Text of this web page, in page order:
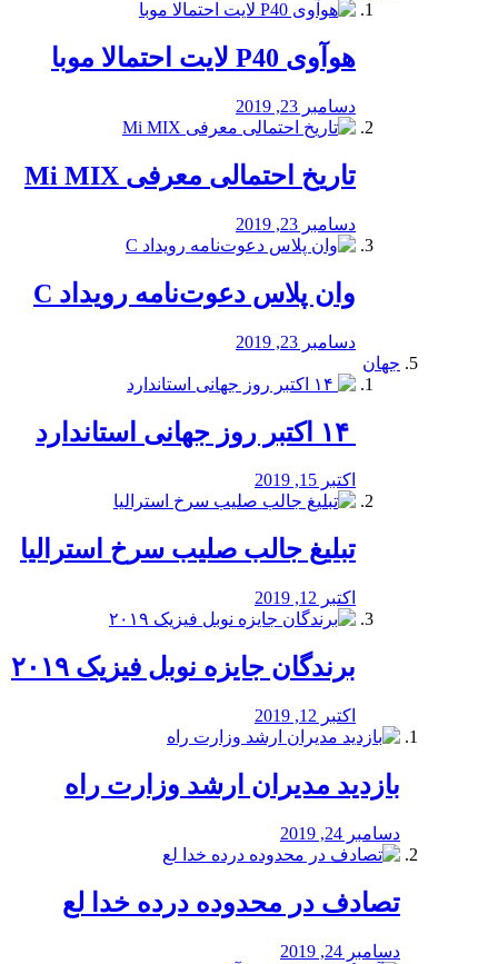
هوآوی P40 لایت احتمالا موبا
دسامبر 23, 2019
تاریخ احتمالی معرفی Mi MIX
دسامبر 23, 2019
وان پلاس دعوت‌نامه رویداد C
دسامبر 23, 2019
جهان
اکتبر 15, 2019
تبلیغ جالب صلیب سرخ استرالیا
اکتبر 12, 2019
برندگان جایزه نوبل فیزیک ۲۰۱۹
اکتبر 12, 2019
بازدید مدیران ارشد وزارت راه
دسامبر 24, 2019
تصادف در محدوده درده خدا لع
دسامبر 24, 2019